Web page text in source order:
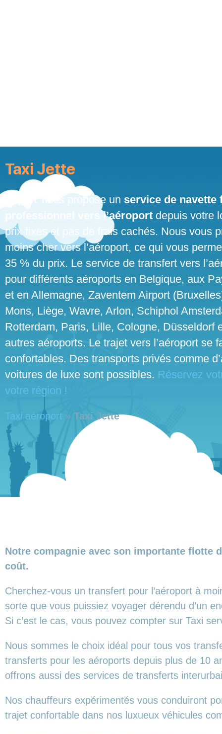
Taxi Jette
Airport Taxis propose un service de navette
professionnel vers l’aéroport depuis votre
prix fixes et pas de frais cachés. Nous vous
moins cher vers l’aéroport, ce qui vous
35 % du prix. Le service de transfert vers
pour différents aéroports en Belgique, aux
et en Allemagne, Zaventem Airport
Mons, Liège, Wavre, Arlon, Schiphol
Rotterdam, Paris, Lille, Cologne, Düsseldorf
autres aéroports. Le trajet vers l’aéroport se
confortables. Des transports privés comme
voitures de luxe sont possibles. Réservez
votre région !
Taxi aéroport » Taxi Jette
Notre compagnie avec son importante flotte
coût.
Cherchez-vous un transfert pour l’aéroport à
sorte que vous puissiez voyager dérendu d’un
Si c’est le cas, vous pouvez compter sur Taxi
Nous sommes le choix idéal pour tous vos
transferts pour les aéroports depuis plus de 10
offrons aussi des services de transferts
Nos chauffeurs expérimentés vous conduiront
trajet confortable dans nos luxueux véhicules